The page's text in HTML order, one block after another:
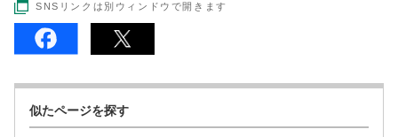
SNSリンクは別ウィンドウで開きます
似たページを探す